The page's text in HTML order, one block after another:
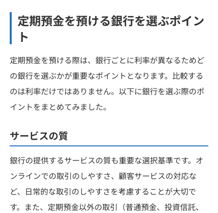
定期預金を預ける銀行を選ぶポイン
ト
定期預金を預ける際は、銀行ごとに利率が異なるためど
の銀行を選ぶかが重要なポイントとなります。比較する
のは利率だけではありません。以下に銀行を選ぶ際のポ
イントをまとめてみました。
サービスの質
銀行の提供するサービスの質も重要な選択基準です。オ
ンラインでの取引のしやすさ、顧客サービスの対応な
ど、日常的な取引のしやすさを考慮することが大切で
す。また、定期預金以外の取引（普通預金、投資信託、